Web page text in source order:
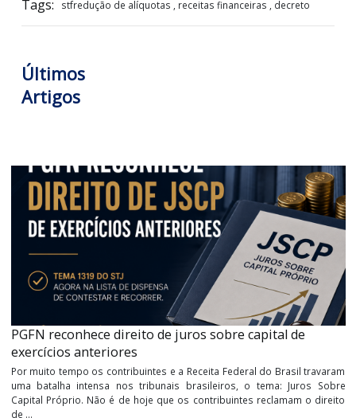
LOGIN PARA VISUALIZAR +
Moreno
Tags: stfredução de alíquotas , receitas financeiras , decreto
Últimos
Artigos